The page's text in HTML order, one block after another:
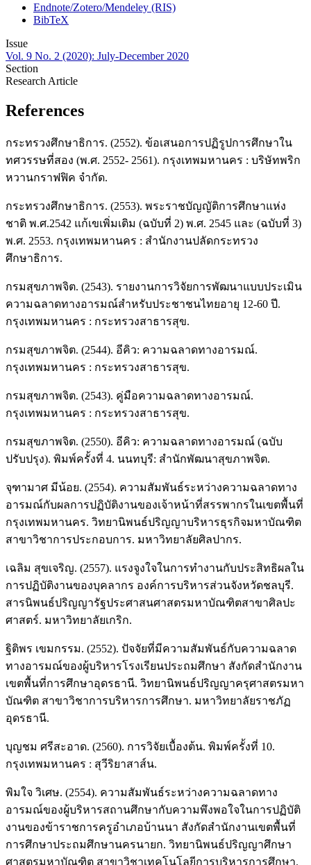
Endnote/Zotero/Mendeley (RIS)
BibTeX
Issue
Vol. 9 No. 2 (2020): July-December 2020
Section
Research Article
References
กระทรวงศึกษาธิการ. (2552). ข้อเสนอการปฏิรูปการศึกษาใน
ทศวรรษที่สอง (พ.ศ. 2552- 2561). กรุงเทพมหานคร : บริษัทพริก
หวานกราฟฟิค จำกัด.
กระทรวงศึกษาธิการ. (2553). พระราชบัญญัติการศึกษาแห่ง
ชาติ พ.ศ.2542 แก้เขเพิ่มเติม (ฉบับที่ 2) พ.ศ. 2545 และ (ฉบับที่ 3)
พ.ศ. 2553. กรุงเทพมหานคร : สำนักงานปลัดกระทรวง
ศึกษาธิการ.
กรมสุขภาพจิต. (2543). รายงานการวิจัยการพัฒนาแบบประเมิน
ความฉลาดทางอารมณ์สำหรับประชาชนไทยอายุ 12-60 ปี.
กรุงเทพมหานคร : กระทรวงสาธารสุข.
กรมสุขภาพจิต. (2544). อีคิว: ความฉลาดทางอารมณ์.
กรุงเทพมหานคร : กระทรวงสาธารสุข.
กรมสุขภาพจิต. (2543). คู่มือความฉลาดทางอารมณ์.
กรุงเทพมหานคร : กระทรวงสาธารสุข.
กรมสุขภาพจิต. (2550). อีคิว: ความฉลาดทางอารมณ์ (ฉบับ
ปรับปรุง). พิมพ์ครั้งที่ 4. นนทบุรี: สำนักพัฒนาสุขภาพจิต.
จุฑามาศ มีน้อย. (2554). ความสัมพันธ์ระหว่างความฉลาดทาง
อารมณ์กับผลการปฏิบัติงานของเจ้าหน้าที่สรรพากรในเขตพื้นที่
กรุงเทพมหานคร. วิทยานิพนธ์ปริญญาบริหารธุรกิจมหาบัณฑิต
สาขาวิชาการประกอบการ. มหาวิทยาลัยศิลปากร.
เฉลิม สุขเจริญ. (2557). แรงจูงใจในการทำงานกับประสิทธิผลใน
การปฏิบัติงานของบุคลากร องค์การบริหารส่วนจังหวัดชลบุรี.
สารนิพนธ์ปริญญารัฐประศาสนศาสตรมหาบัณฑิตสาขาศิลปะ
ศาสตร์. มหาวิทยาลัยเกริก.
ฐิติพร เขมกรรม. (2552). ปัจจัยที่มีความสัมพันธ์กับความฉลาด
ทางอารมณ์ของผู้บริหารโรงเรียนประถมศึกษา สังกัดสำนักงาน
เขตพื้นที่การศึกษาอุดรธานี. วิทยานิพนธ์ปริญญาครุศาสตรมหา
บัณฑิต สาขาวิชาการบริหารการศึกษา. มหาวิทยาลัยราชภัฏ
อุดรธานี.
บุญชม ศรีสะอาด. (2560). การวิจัยเบื้องต้น. พิมพ์ครั้งที่ 10.
กรุงเทพมหานคร : สุวีริยาสาส์น.
พิมใจ วิเศษ. (2554). ความสัมพันธ์ระหว่างความฉลาดทาง
อารมณ์ของผู้บริหารสถานศึกษากับความพึงพอใจในการปฏิบัติ
งานของข้าราชการครูอำเภอบ้านนา สังกัดสำนักงานเขตพื้นที่
การศึกษาประถมศึกษานครนายก. วิทยานิพนธ์ปริญญาศึกษา
ศาสตรมหาบัณฑิต สาขาวิชาเทคโนโลยีการบริหารการศึกษา.